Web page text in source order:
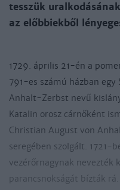
tesszük
az előbbiekből
1729. április 21-én a
791-es számú házban egy
Anhalt-Zerbst nevű
Katalin orosz cárnőként
Christian August von
seregében szolgált. 1721-
vezérőrnagynak nevezték
parancsnokságát bízták